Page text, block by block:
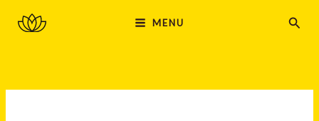
MAIN
MENU